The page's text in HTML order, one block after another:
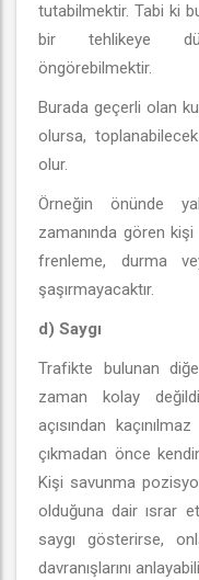
tutabilmektir. Tabi ki
bir tehlikeye
öngörebilmektir.
Burada geçerli olan
olursa,
olur.
Örneğin önünde
zamanında gören
frenleme, durma
şaşırmayacaktır.
d) Saygı
Trafikte bulunan
zaman kolay
açısından
çıkmadan önce
Kişi savunma
olduğuna dair ısrar
saygı gösterirse,
davranışlarını